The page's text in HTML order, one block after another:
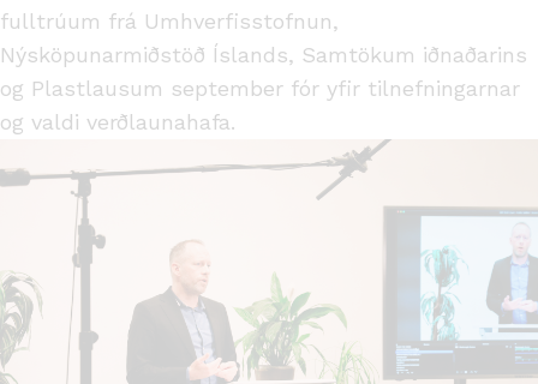
fulltrúum frá Umhverfisstofnun,
Nýsköpunarmiðstöð Íslands, Samtökum iðnaðarins
og Plastlausum september fór yfir tilnefningarnar
og valdi verðlaunahafa.